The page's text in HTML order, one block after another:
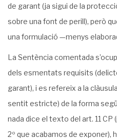
de garant (ja sigui de la
sobre una font de perill), però
una formulació —menys
La Sentència comentada
dels esmentats requisits
garant), i es refereix a la
sentit estricte) de la forma
nada dice el texto del art. 11
2º que acabamos de exponer),